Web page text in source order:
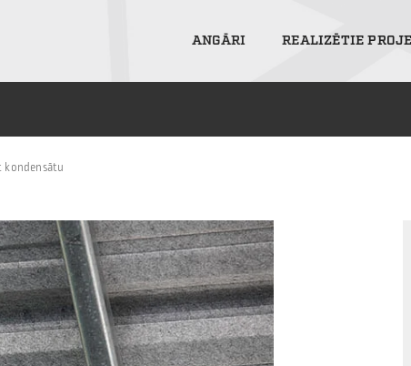
ANGĀRI REALIZĒTIE
kondensātu